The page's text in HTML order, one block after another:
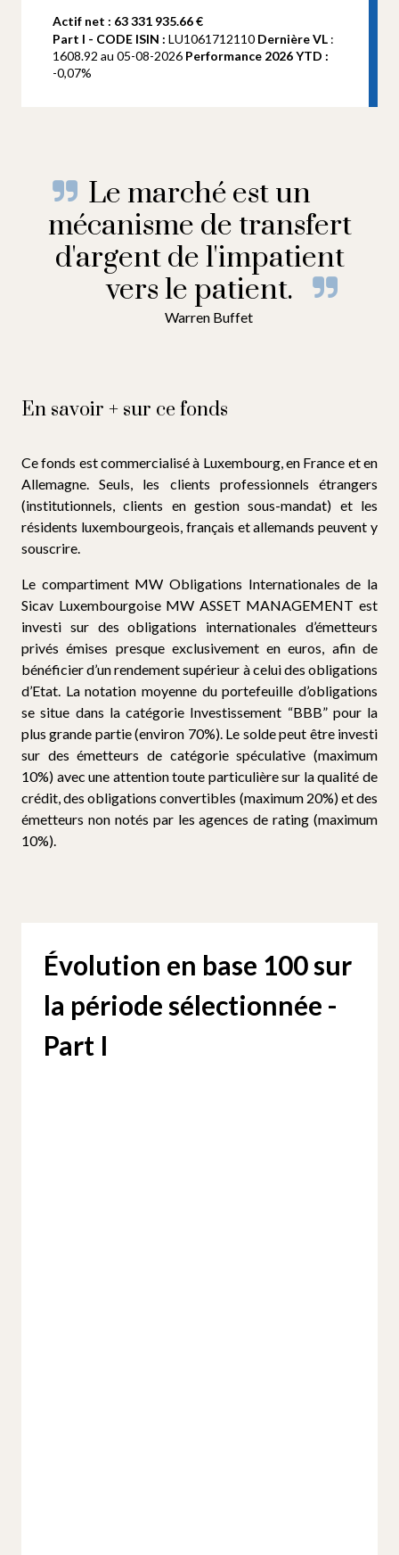
Actif net : 63 331 935.66 €
Le marché est un
mécanisme de transfert
d'argent de l'impatient
vers le patient.
Warren Buffet
En savoir + sur ce fonds
Ce fonds est commercialisé à Luxembourg, en France et en
Allemagne. Seuls, les clients professionnels étrangers
(institutionnels, clients en gestion sous-mandat) et les
résidents luxembourgeois, français et allemands peuvent y
souscrire.
Le compartiment MW Obligations Internationales de la
Sicav Luxembourgoise MW ASSET MANAGEMENT est
investi sur des obligations internationales d’émetteurs
privés émises presque exclusivement en euros, afin de
bénéficier d’un rendement supérieur à celui des obligations
d’Etat. La notation moyenne du portefeuille d’obligations
se situe dans la catégorie Investissement “BBB” pour la
plus grande partie (environ 70%). Le solde peut être investi
sur des émetteurs de catégorie spéculative (maximum
10%) avec une attention toute particulière sur la qualité de
crédit, des obligations convertibles (maximum 20%) et des
émetteurs non notés par les agences de rating (maximum
10%).
Évolution en base 100 sur
la période sélectionnée -
Part I